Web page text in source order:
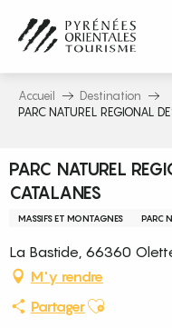
contenu
principal
Accueil
Destination
PARC NATUREL REGIONAL
PARC NATUREL
CATALANES
MASSIFS ET MONTAGNES PARC
La Bastide, 66360
M'y rendre
PartagerAjouter aux